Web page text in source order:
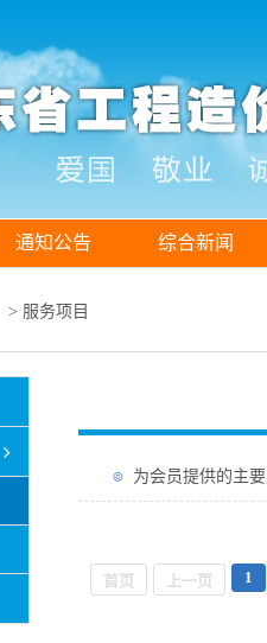
通知公告 综合新闻
> 服务项目
为会员提供的主
首页 上一页 1